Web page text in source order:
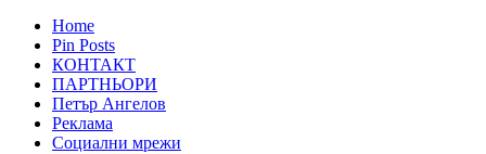
Home
Pin Posts
КОНТАКТ
ПАРТНЬОРИ
Петър Ангелов
Реклама
Социални мрежи